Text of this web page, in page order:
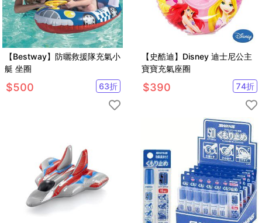
【Bestway】防曬救援隊充氣小
艇 坐圈
$500 63折
【史酷迪】Disney 迪士尼公主
寶寶充氣座圈
$390 74折